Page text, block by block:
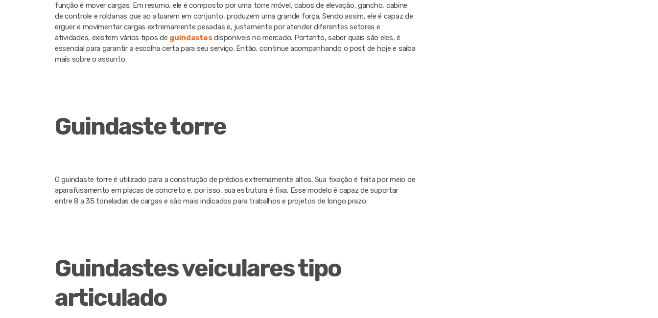
função é mover cargas. Em resumo, ele é composto por uma torre móvel, cabos de elevação, gancho, cabine
de controle e roldanas que ao atuarem em conjunto, produzem uma grande força. Sendo assim, ele é capaz de
erguer e movimentar cargas extremamente pesadas e, justamente por atender diferentes setores e
atividades, existem vários tipos de guindastes disponíveis no mercado. Portanto, saber quais são eles, é
essencial para garantir a escolha certa para seu serviço. Então, continue acompanhando o post de hoje e saiba
mais sobre o assunto.
Guindaste torre
O guindaste torre é utilizado para a construção de prédios extremamente altos. Sua fixação é feita por meio de
aparafusamento em placas de concreto e, por isso, sua estrutura é fixa. Esse modelo é capaz de suportar
entre 8 a 35 toneladas de cargas e são mais indicados para trabalhos e projetos de longo prazo.
Guindastes veiculares tipo
articulado